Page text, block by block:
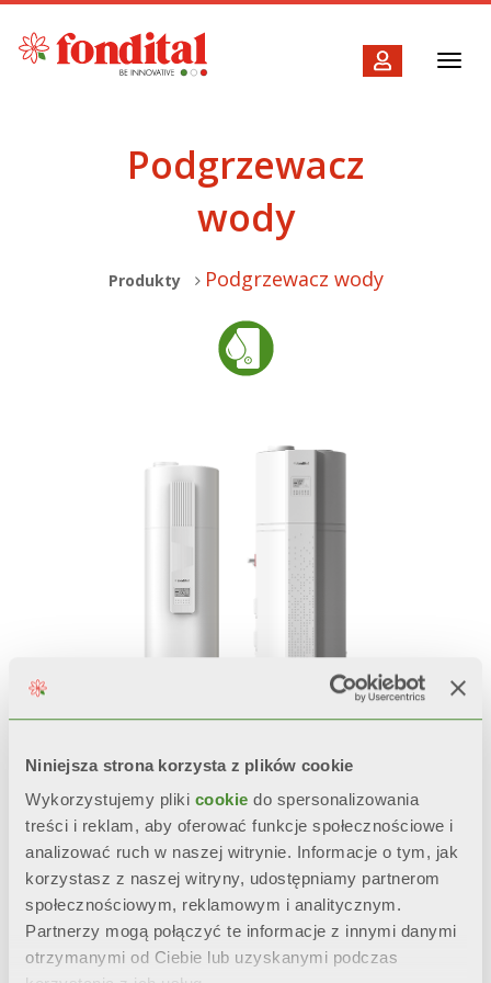
Niniejsza strona korzysta z plików cookie
Wykorzystujemy pliki cookie do spersonalizowania
treści i reklam, aby oferować funkcje społecznościowe i
analizować ruch w naszej witrynie. Informacje o tym, jak
korzystasz z naszej witryny, udostępniamy partnerom
społecznościowym, reklamowym i analitycznym.
Partnerzy mogą połączyć te informacje z innymi danymi
otrzymanymi od Ciebie lub uzyskanymi podczas
Podgrzewacz
wody
Produkty Podgrzewacz wody
MELORIA
Podgrzewacz wody z pompą
ciepła do produkcji ciepłej wody
użytkowej
Model: 100, 150, 190 S, 300 S